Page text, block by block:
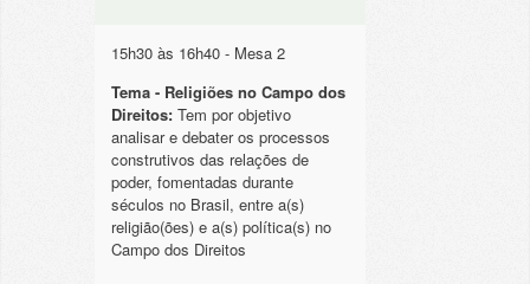
15h30 às 16h40 - Mesa 2
Tema - Religiões no Campo dos
Direitos: Tem por objetivo
analisar e debater os processos
construtivos das relações de
poder, fomentadas durante
séculos no Brasil, entre a(s)
religião(ões) e a(s) política(s) no
Campo dos Direitos